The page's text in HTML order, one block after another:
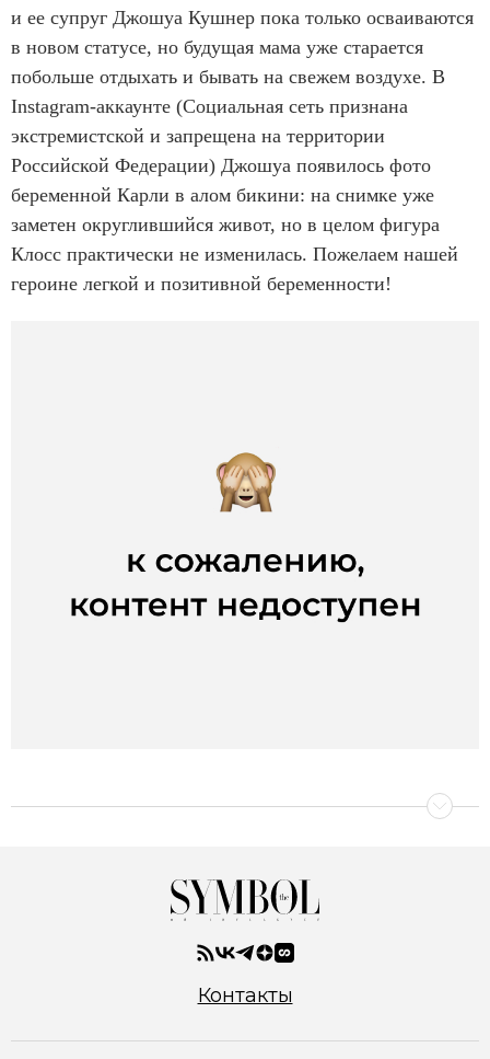
и ее супруг Джошуа Кушнер пока только осваиваются
в новом статусе, но будущая мама уже старается
побольше отдыхать и бывать на свежем воздухе. В
Instagram-аккаунте (Социальная сеть признана
экстремистской и запрещена на территории
Российской Федерации) Джошуа появилось фото
беременной Карли в алом бикини: на снимке уже
заметен округлившийся живот, но в целом фигура
Клосс практически не изменилась. Пожелаем нашей
героине легкой и позитивной беременности!
Контакты